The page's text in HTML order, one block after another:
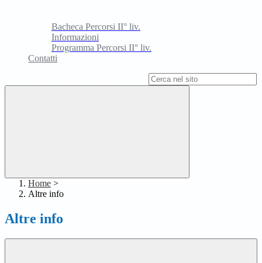
Bacheca Percorsi II° liv.
Informazioni
Programma Percorsi II° liv.
Contatti
Home >
Altre info
Altre info